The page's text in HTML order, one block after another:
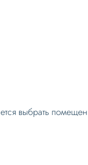
выбрать